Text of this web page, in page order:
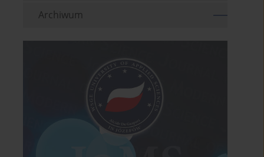
Archiwum